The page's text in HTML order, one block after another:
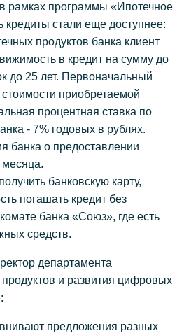
рамках программы «Ипотечное
кредиты стали еще доступнее:
продуктов банка клиент
в кредит на сумму до
до 25 лет. Первоначальный
стоимости приобретаемой
процентная ставка по
- 7% годовых в рублях.
банка о предоставлении
месяца.
банковскую карту,
погашать кредит без
банка «Союз», где есть
средств.
департамента
и развития цифровых
предложения разных